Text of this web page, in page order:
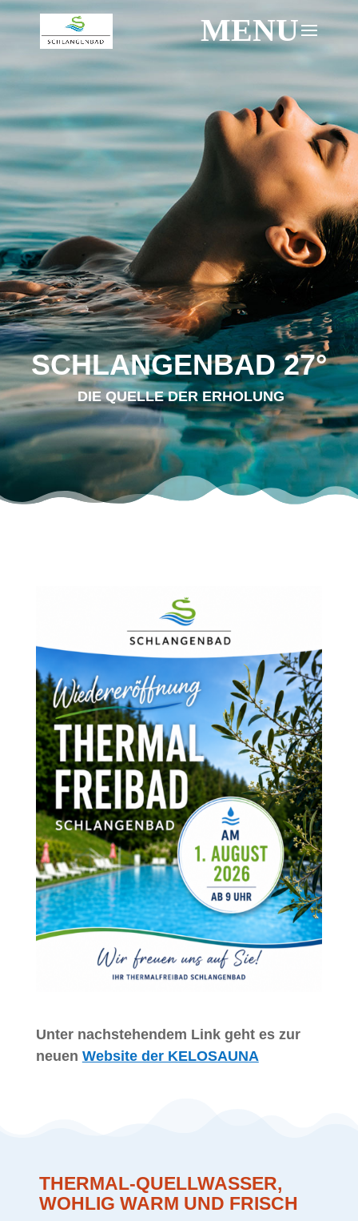
SCHLAN­GEN­BAD 27°
DIE QUEL­LE DER ERHOLUNG
Un­ter nach­ste­hen­dem Link geht es zur
neu­en Web­site der KELOSAUNA
THER­MAL-QUELL­WAS­SER,
WOH­LIG WARM UND FRISCH